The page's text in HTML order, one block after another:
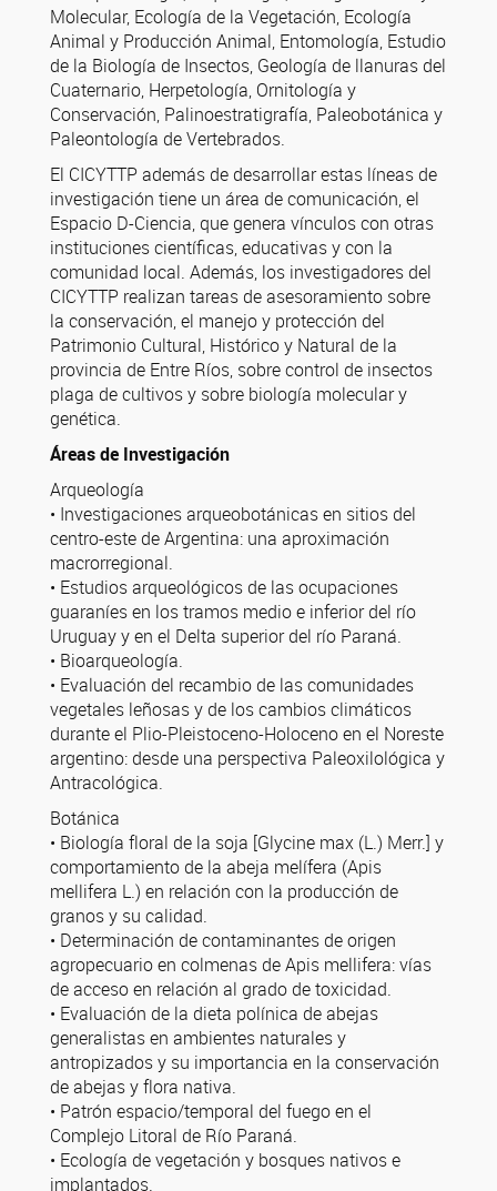
Molecular, Ecología de la Vegetación, Ecología
Animal y Producción Animal, Entomología, Estudio
de la Biología de Insectos, Geología de llanuras del
Cuaternario, Herpetología, Ornitología y
Conservación, Palinoestratigrafía, Paleobotánica y
Paleontología de Vertebrados.
El CICYTTP además de desarrollar estas líneas de
investigación tiene un área de comunicación, el
Espacio D-Ciencia, que genera vínculos con otras
instituciones científicas, educativas y con la
comunidad local. Además, los investigadores del
CICYTTP realizan tareas de asesoramiento sobre
la conservación, el manejo y protección del
Patrimonio Cultural, Histórico y Natural de la
provincia de Entre Ríos, sobre control de insectos
plaga de cultivos y sobre biología molecular y
genética.
Áreas de Investigación
Arqueología
• Investigaciones arqueobotánicas en sitios del
centro-este de Argentina: una aproximación
macrorregional.
• Estudios arqueológicos de las ocupaciones
guaraníes en los tramos medio e inferior del río
Uruguay y en el Delta superior del río Paraná.
• Bioarqueología.
• Evaluación del recambio de las comunidades
vegetales leñosas y de los cambios climáticos
durante el Plio-Pleistoceno-Holoceno en el Noreste
argentino: desde una perspectiva Paleoxilológica y
Antracológica.
Botánica
• Biología floral de la soja [Glycine max (L.) Merr.] y
comportamiento de la abeja melífera (Apis
mellifera L.) en relación con la producción de
granos y su calidad.
• Determinación de contaminantes de origen
agropecuario en colmenas de Apis mellifera: vías
de acceso en relación al grado de toxicidad.
• Evaluación de la dieta polínica de abejas
generalistas en ambientes naturales y
antropizados y su importancia en la conservación
de abejas y flora nativa.
• Patrón espacio/temporal del fuego en el
Complejo Litoral de Río Paraná.
• Ecología de vegetación y bosques nativos e
implantados.